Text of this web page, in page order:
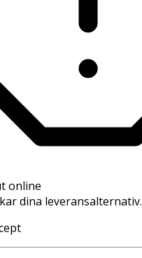
online
dina leveransalternativ.